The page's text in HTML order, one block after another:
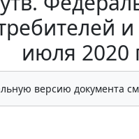
июля 2020
версию документа